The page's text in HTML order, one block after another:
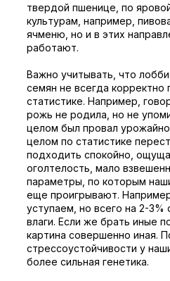
твердой пшенице, по
культурам, например,
ячменю, но и в этих
работают.
Важно учитывать, что
семян не всегда корректно
статистике. Например,
рожь не родила, но не
целом был провал
целом по статистике
подходить спокойно,
оголтелость, мало
параметры, по которым
еще проигрывают.
уступаем, но всего на 2-3%
влаги. Если же брать иные
картина совершенно иная.
стрессоустойчивости у
более сильная генетика.